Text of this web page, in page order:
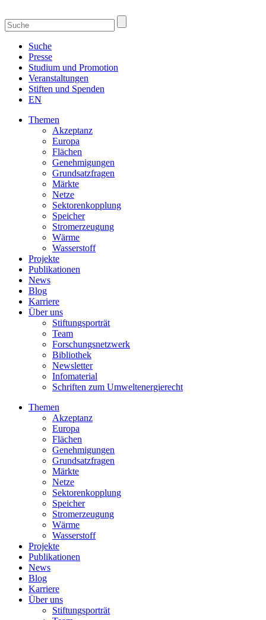
Suche
Presse
Studium und Promotion
Veranstaltungen
Stiften und Spenden
EN
Themen
Akzeptanz
Europa
Flächen
Genehmigungen
Grundsatzfragen
Märkte
Netze
Sektorenkopplung
Speicher
Stromerzeugung
Wärme
Wasserstoff
Projekte
Publikationen
News
Blog
Karriere
Über uns
Stiftungsporträt
Team
Forschungsnetzwerk
Bibliothek
Newsletter
Infomaterial
Schriften zum Umweltenergierecht
Themen
Akzeptanz
Europa
Flächen
Genehmigungen
Grundsatzfragen
Märkte
Netze
Sektorenkopplung
Speicher
Stromerzeugung
Wärme
Wasserstoff
Projekte
Publikationen
News
Blog
Karriere
Über uns
Stiftungsporträt